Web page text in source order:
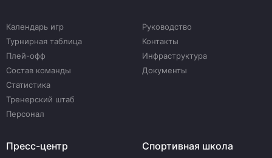
Календарь игр
Турнирная таблица
Плей-офф
Состав команды
Статистика
Тренерский штаб
Персонал
Руководство
Контакты
Инфраструктура
Документы
Пресс-центр Спортивная школа